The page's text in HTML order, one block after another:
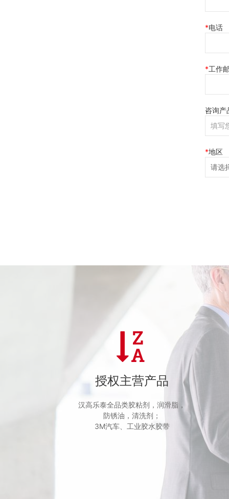
电话
工作
咨询产
地区
授权主营产品
汉高乐泰全品类胶粘剂，润滑脂，
防锈油，清洗剂；
3M汽车、工业胶水胶带